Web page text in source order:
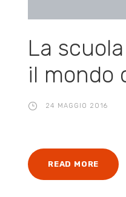
La
il mondo
24 MAGGIO 2016
READ MORE